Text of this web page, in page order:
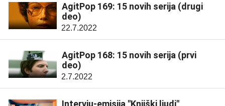
AgitPop 169: 15 novih serija (drugi
deo)
22.7.2022
AgitPop 168: 15 novih serija (prvi
deo)
2.7.2022
Intervju-emisija "Knjiški ljudi"